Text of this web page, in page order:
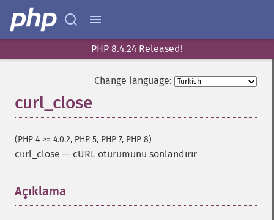
PHP 8.4.24 Released!
Change language:
curl_close
(PHP 4 >= 4.0.2, PHP 5, PHP 7, PHP 8)
curl_close — cURL oturumunu sonlandırır
Açıklama